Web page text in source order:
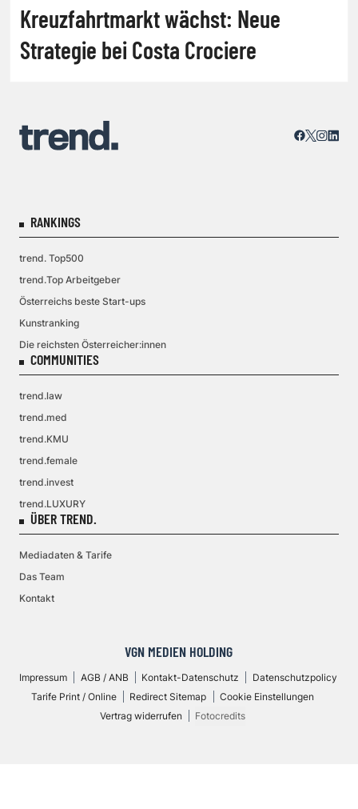
Kreuzfahrtmarkt wächst: Neue
Strategie bei Costa Crociere
RANKINGS
trend. Top500
trend.Top Arbeitgeber
Österreichs beste Start-ups
Kunstranking
Die reichsten Österreicher:innen
COMMUNITIES
trend.law
trend.med
trend.KMU
trend.female
trend.invest
trend.LUXURY
ÜBER TREND.
Mediadaten & Tarife
Das Team
Kontakt
VGN MEDIEN HOLDING
Impressum AGB / ANB Kontakt-Datenschutz
Datenschutzpolicy
Tarife Print / Online
Redirect Sitemap
Cookie Einstellungen
Vertrag widerrufen
Fotocredits